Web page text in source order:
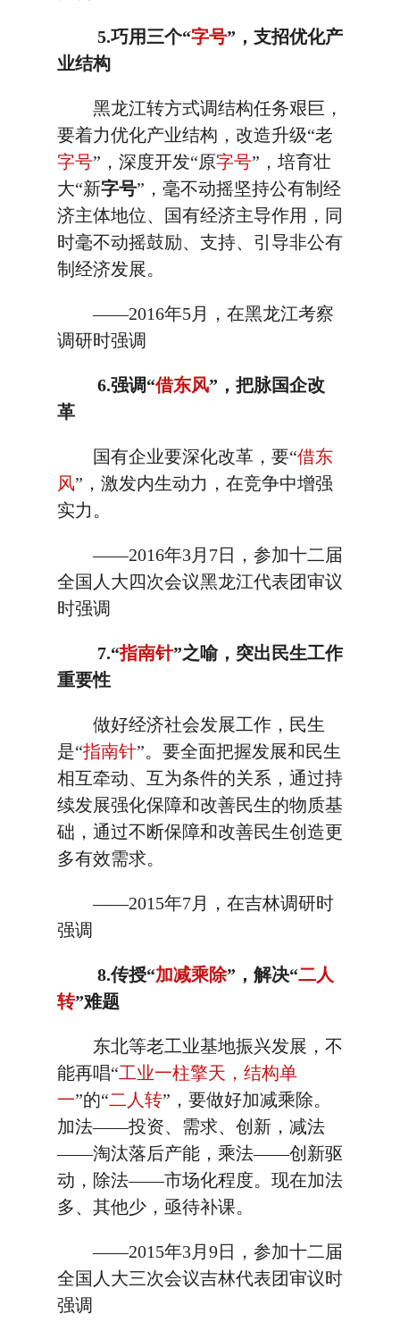
5.巧用三个“字号”，支招优化产
业结构
黑龙江转方式调结构任务艰巨，
要着力优化产业结构，改造升级“老
字号”，深度开发“原字号”，培育壮
大“新字号”，毫不动摇坚持公有制经
济主体地位、国有经济主导作用，同
时毫不动摇鼓励、支持、引导非公有
制经济发展。
——2016年5月，在黑龙江考察
调研时强调
6.强调“借东风”，把脉国企改
革
国有企业要深化改革，要“借东
风”，激发内生动力，在竞争中增强
实力。
——2016年3月7日，参加十二届
全国人大四次会议黑龙江代表团审议
时强调
7.“指南针”之喻，突出民生工作
重要性
做好经济社会发展工作，民生
是“指南针”。要全面把握发展和民生
相互牵动、互为条件的关系，通过持
续发展强化保障和改善民生的物质基
础，通过不断保障和改善民生创造更
多有效需求。
——2015年7月，在吉林调研时
强调
8.传授“加减乘除”，解决“二人
转”难题
东北等老工业基地振兴发展，不
能再唱“工业一柱擎天，结构单
一”的“二人转”，要做好加减乘除。
加法——投资、需求、创新，减法
——淘汰落后产能，乘法——创新驱
动，除法——市场化程度。现在加法
多、其他少，亟待补课。
——2015年3月9日，参加十二届
全国人大三次会议吉林代表团审议时
强调